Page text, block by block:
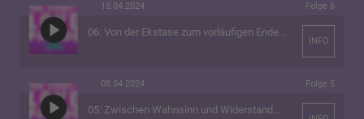
15.04.2024 Folge 6
06: Von der Ekstase zum vorläufigen Ende...
INFO
08.04.2024 Folge 5
05: Zwischen Wahnsinn und Widerstand...